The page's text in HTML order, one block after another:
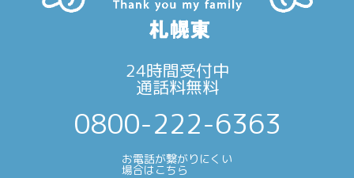
24時間受付中
通話料無料
0800-222-6363
お電話が繋がりにくい
場合はこちら